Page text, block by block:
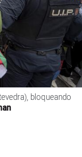
bloqueando